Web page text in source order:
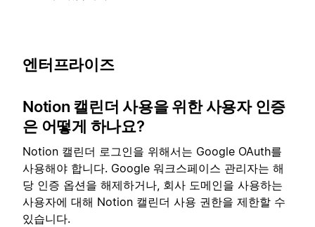
엔터프라이즈
Notion 캘린더 사용을 위한 사용자 인증
은 어떻게 하나요?
Notion 캘린더 로그인을 위해서는 Google OAuth를
사용해야 합니다. Google 워크스페이스 관리자는 해
당 인증 옵션을 해제하거나, 회사 도메인을 사용하는
사용자에 대해 Notion 캘린더 사용 권한을 제한할 수
있습니다.